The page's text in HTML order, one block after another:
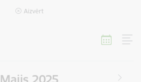
Aizvērt
Maijs 2025